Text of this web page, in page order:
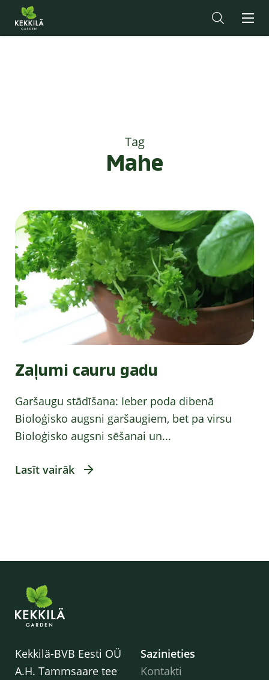
Tag
Mahe
Zaļumi cauru gadu
Garšaugu stādīšana: Ieber poda dibenā
Bioloģisko augsni garšaugiem, bet pa virsu
Bioloģisko augsni sēšanai un...
Lasīt vairāk
Kekkilä-BVB Eesti OÜ
A.H. Tammsaare tee
Sazinieties
Kontakti